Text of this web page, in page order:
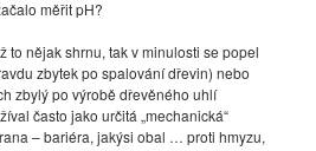
měřit pH?
to nějak shrnu, tak v minulosti se popel
zbytek po spalování dřevin) nebo
zbylý po výrobě dřevěného uhlí
často jako určitá „mechanická“
– bariéra, jakýsi obal … proti hmyzu,